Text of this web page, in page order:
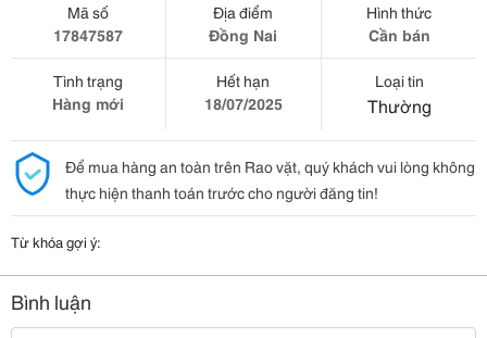
Mã số
17847587
Địa điểm
Đồng Nai
Hình thức
Cần bán
Tình trạng
Hàng mới
Hết hạn
18/07/2025
Loại tin
Thường
Để mua hàng an toàn trên Rao vặt, quý khách vui lòng không
thực hiện thanh toán trước cho người đăng tin!
Từ khóa gợi ý:
Bình luận